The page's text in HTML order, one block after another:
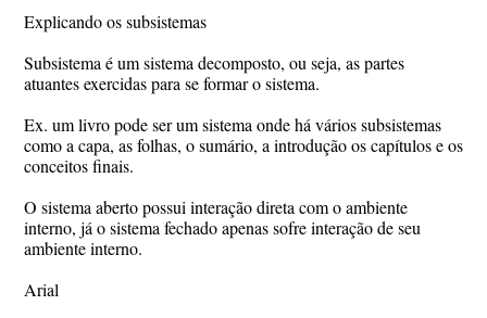
Explicando os subsistemas
Subsistema é um sistema decomposto, ou seja, as partes
atuantes exercidas para se formar o sistema.
Ex. um livro pode ser um sistema onde há vários subsistemas
como a capa, as folhas, o sumário, a introdução os capítulos e os
conceitos finais.
O sistema aberto possui interação direta com o ambiente
interno, já o sistema fechado apenas sofre interação de seu
ambiente interno.
Arial